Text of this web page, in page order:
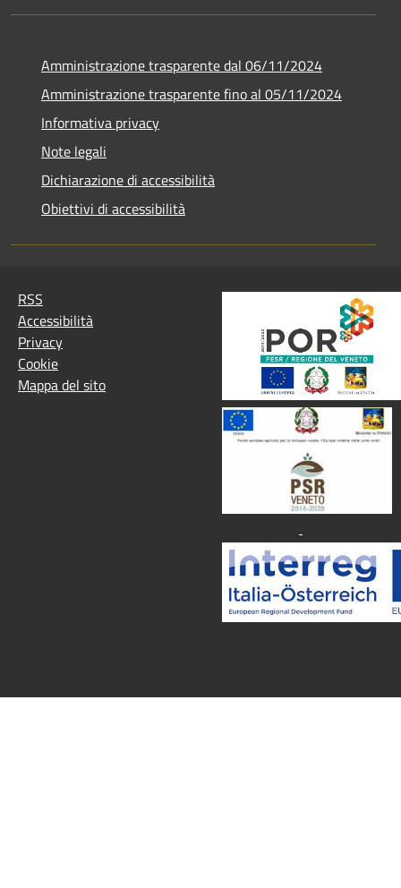
Amministrazione trasparente dal 06/11/2024
Amministrazione trasparente fino al 05/11/2024
Informativa privacy
Note legali
Dichiarazione di accessibilità
Obiettivi di accessibilità
RSS
Accessibilità
Privacy
Cookie
Mappa del sito